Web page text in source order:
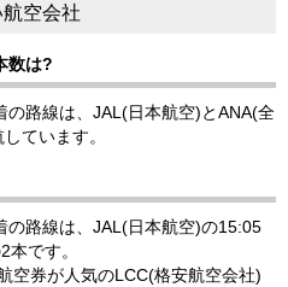
空会社
数は?
路線は、JAL(日本航空)とANA(全
ています。
路線は、JAL(日本航空)の15:05
です。
空券が人気のLCC(格安航空会社)